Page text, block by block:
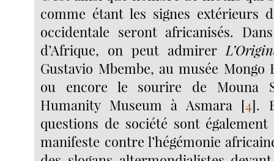
comme étant les signes extérieurs
occidentale seront africanisés.
d’Afrique, on peut admirer
Gustavio Mbembe, au musée Mongo
ou encore le sourire de Mouna
Humanity Museum à Asmara [4].
questions de société sont également
manifeste contre l’hégémonie